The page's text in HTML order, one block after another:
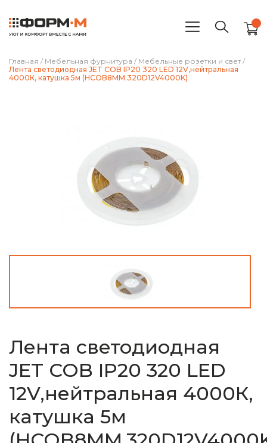
Главная / Мебельная фурнитура / Мебельные розетки и свет /
Лента светодиодная JET COB IP20 320 LED 12V,нейтральная
4000К, катушка 5м (HCOB8MM.320D12V4000K)
Лента светодиодная
JET COB IP20 320 LED
12V,нейтральная 4000К,
катушка 5м